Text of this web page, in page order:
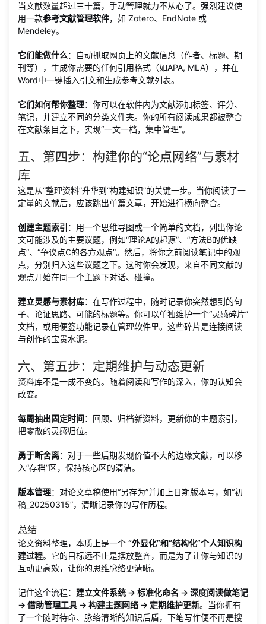
当文献数量超过三十篇，手动管理就力不从心了。强烈建议使
用一款参考文献管理软件，如 Zotero、EndNote 或
Mendeley。
它们能做什么：自动抓取网页上的文献信息（作者、标题、期
刊等），生成你需要的任何引用格式（如APA, MLA），并在
Word中一键插入引文和生成参考文献列表。
它们如何帮你整理：你可以在软件内为文献添加标签、评分、
笔记，并建立不同的分类文件夹。你的所有阅读成果都被整合
在文献条目之下，实现“一文一档，集中管理”。
五、第四步：构建你的“论点网络”与素材
库
这是从“整理资料”升华到“构建知识”的关键一步。当你阅读了一
定量的文献后，应该跳出单篇文章，开始进行横向整合。
创建主题索引 ：用一个思维导图或一个简单的文档，列出你论
文可能涉及的主要议题，例如“理论A的起源”、“方法B的优缺
点”、“争议点C的各方观点”。然后，将你之前阅读笔记中的观
点，分别归入这些议题之下。这时你会发现，来自不同文献的
观点开始在同一个主题下对话、碰撞。
建立灵感与素材库：在写作过程中，随时记录你突然想到的句
子、论证思路、可能的标题等。你可以单独维护一个“灵感碎片”
文档，或用便签功能记录在管理软件里。这些碎片是连接阅读
与创作的宝贵水泥。
六、第五步：定期维护与动态更新
资料库不是一成不变的。随着阅读和写作的深入，你的认知会
改变。
每周抽出固定时间：回顾、归档新资料，更新你的主题索引，
把零散的灵感归位。
勇于断舍离：对于一些后期发现价值不大的边缘文献，可以移
入“存档”区，保持核心区的清洁。
版本管理：对论文草稿使用“另存为”并加上日期版本号，如“初
稿_20250315”，清晰记录你的写作历程。
总结
论文资料整理，本质上是一个 “外显化”和“结构化”个人知识构
建过程。它的目标远不止是摆放整齐，而是为了让你与知识的
互动更高效，让你的思维脉络更清晰。
记住这个流程： 建立文件系统 → 标准化命名 → 深度阅读做笔记
→ 借助管理工具 → 构建主题网络 → 定期维护更新。当你拥有
了一个随时待命、脉络清晰的知识后盾，下笔写作便不再是搜